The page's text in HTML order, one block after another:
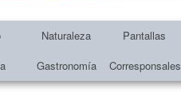
Naturaleza Pantallas
Gastronomía Corresponsales